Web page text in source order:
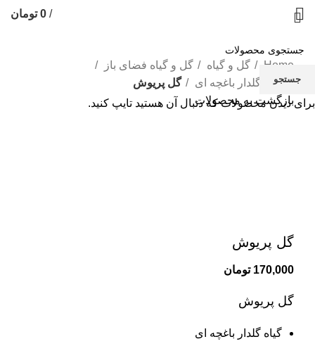
/
0 تومان
Home گل و گیاه
گل و گیاه فضای باز
گیاهان گلدار باغچه ای
گل پریوش
بازگشت به محصولات
گل پریوش
170,000 تومان
گل پریوش
گیاه گلدار باغچه ای
جستجو
برای دیدن محصولات که دنبال آن هستید تایپ کنید.